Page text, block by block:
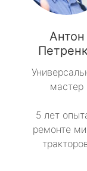
Антон
мастер
5 лет
ремонте